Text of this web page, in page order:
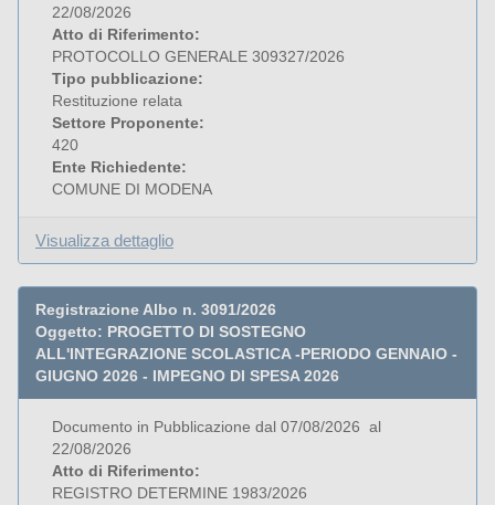
22/08/2026
Atto di Riferimento:
PROTOCOLLO GENERALE 309327/2026
Tipo pubblicazione:
Restituzione relata
Settore Proponente:
420
Ente Richiedente:
COMUNE DI MODENA
Visualizza dettaglio
Registrazione Albo n. 3091/2026
Oggetto: PROGETTO DI SOSTEGNO
ALL'INTEGRAZIONE SCOLASTICA -PERIODO GENNAIO -
GIUGNO 2026 - IMPEGNO DI SPESA 2026
Documento in Pubblicazione dal 07/08/2026 al
22/08/2026
Atto di Riferimento:
REGISTRO DETERMINE 1983/2026